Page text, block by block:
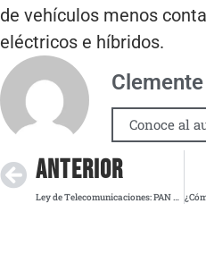
de vehículos menos
eléctricos e híbridos.
Conoce al
ANTERIOR
Ley de Telecomunicaciones: PAN advierte sobre atentado a la libertad de expresión en México